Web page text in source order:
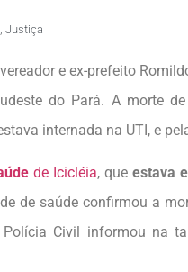
Justiça
e ex-prefeito
do Pará. A morte
internada na UTI, e
de Icicléia, que estava
de saúde confirmou a
Civil informou na